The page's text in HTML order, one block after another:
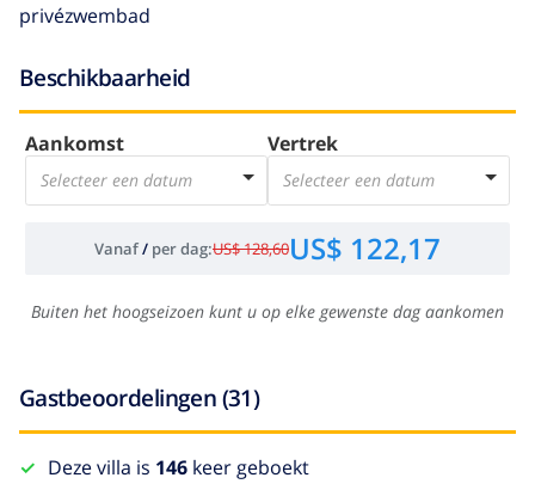
privézwembad
Beschikbaarheid
Aankomst
Selecteer een datum
Vertrek
Selecteer een datum
Vanaf/ per dag:US$ 128,60US$ 122,17
Buiten het hoogseizoen kunt u op elke gewenste dag aankomen
Gastbeoordelingen (31)
Deze villa is 146 keer geboekt